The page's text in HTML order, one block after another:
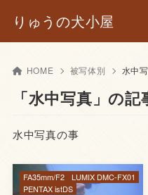
りゅうの犬小屋
HOME 被写体別 水中
「水中写真」の記
水中写真の事
FA35mm/F2
LUMIX DMC-FX01
PENTAX istDS